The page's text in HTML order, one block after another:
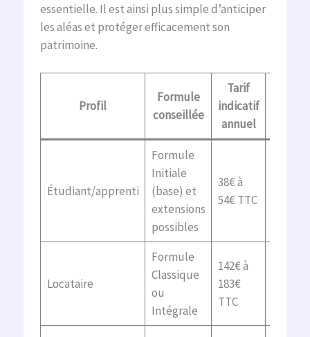
essentielle. Il est ainsi plus simple d’anticiper
les aléas et protéger efficacement son
patrimoine.
Profil
Formule
conseillée
Tarif
indicatif
annuel
Étudiant/apprenti
Formule
Initiale
(base) et
extensions
possibles
38€ à
54€ TTC
Locataire
Formule
Classique
ou
Intégrale
142€ à
183€
TTC